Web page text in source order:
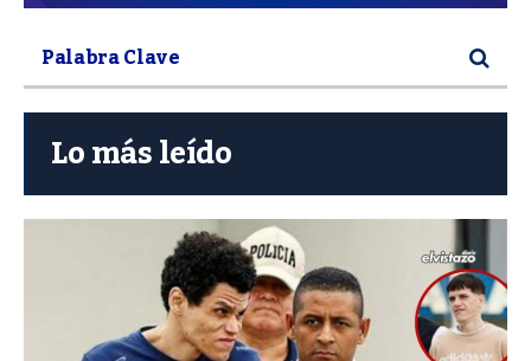
Lo más leído